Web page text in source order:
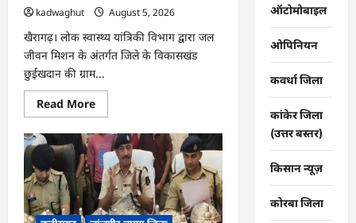
kadwaghut
August 5, 2026
खैरागढ़। लोक स्वास्थ्य यांत्रिकी विभाग द्वारा जल
जीवन मिशन के अंतर्गत जिले के विकासखंड
छुईखदान की ग्राम...
Read MoreRead
more
CG
:
जल
जीवन
मिशन
से
बदली
बिड़ौरी
ऑटोमोबाइल
ओपिनियन
कवर्धा जिला
कांकेर जिला
(उत्तर बस्तर)
किसान न्यूज़
कोरबा जिला